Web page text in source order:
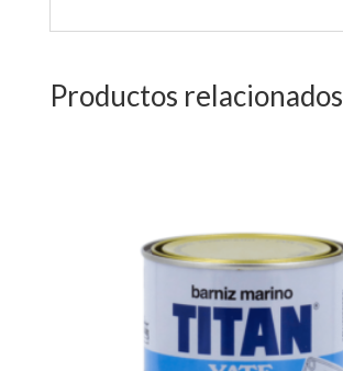
Productos relacionados